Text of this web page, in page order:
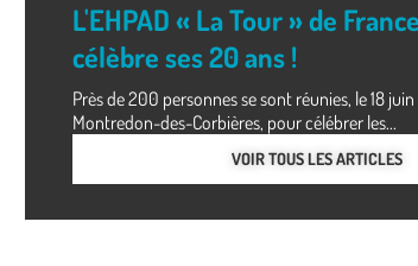
L'EHPAD « La Tour » de
célèbre ses 20 ans !
Près de 200 personnes se sont réunies, le 18
Montredon-des-Corbières, pour célébrer les...
VOIR TOUS LES ARTICLES